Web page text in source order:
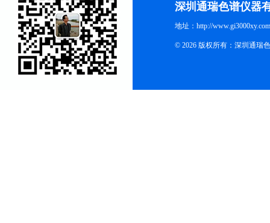
深圳通瑞色谱仪器
地址：http://
© 2026 版权所有：深圳通瑞